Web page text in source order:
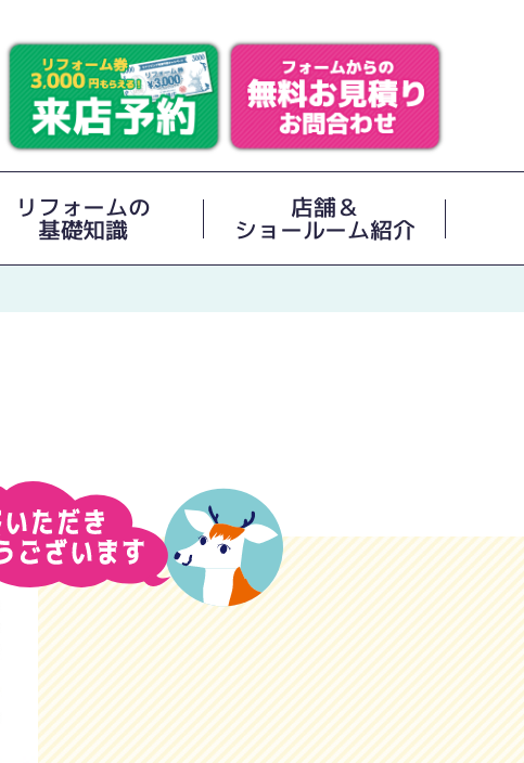
リフォームの
基礎知識
店舗＆
ショールーム紹介